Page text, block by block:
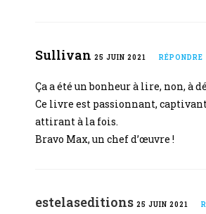
Sullivan 25 JUIN 2021 RÉPONDRE
Ça a été un bonheur à lire, non, à
Ce livre est passionnant,
attirant à la fois.
Bravo Max, un chef d’œuvre !
estelaseditions 25 JUIN 2021